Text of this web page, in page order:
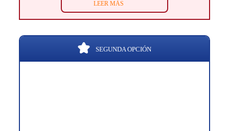
LEER MÁS
SEGUNDA OPCIÓN